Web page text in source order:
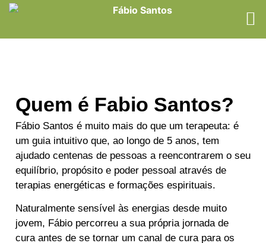
Quem é Fabio Santos?
Fábio Santos é muito mais do que um terapeuta: é
um guia intuitivo que, ao longo de 5 anos, tem
ajudado centenas de pessoas a reencontrarem o seu
equilíbrio, propósito e poder pessoal através de
terapias energéticas e formações espirituais.
Naturalmente sensível às energias desde muito
jovem, Fábio percorreu a sua própria jornada de
cura antes de se tornar um canal de cura para os